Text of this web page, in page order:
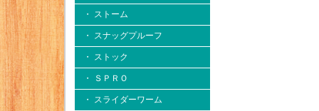
・ ストーム
・ スナッグプルーフ
・ ストック
・ ＳＰＲＯ
・ スライダーワーム